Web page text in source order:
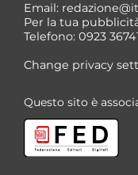
Email:
Per la tua
Telefono: 0923
Change privacy
Questo sito è